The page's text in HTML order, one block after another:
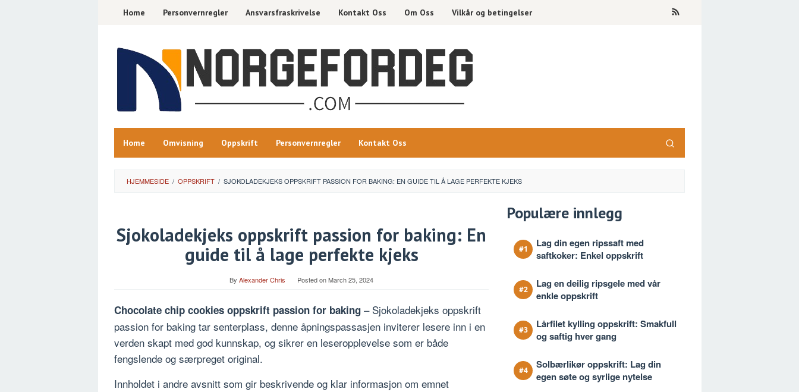
Home Personvernregler Ansvarsfraskrivelse Kontakt Oss Om Oss Vilkår og betingelser
Home Omvisning Oppskrift Personvernregler Kontakt Oss
HJEMMESIDE / OPPSKRIFT / SJOKOLADEKJEKS OPPSKRIFT PASSION FOR BAKING: EN GUIDE TIL Å LAGE PERFEKTE KJEKS
Sjokoladekjeks oppskrift passion for baking: En
guide til å lage perfekte kjeks
By Alexander Chris Posted onMarch 25, 2024
Chocolate chip cookies oppskrift passion for baking – Sjokoladekjeks oppskrift
passion for baking tar senterplass, denne åpningspassasjen inviterer lesere inn i en
verden skapt med god kunnskap, og sikrer en leseropplevelse som er både
fengslende og særpreget original.
Innholdet i andre avsnitt som gir beskrivende og klar informasjon om emnet
Populære innlegg
Lag din egen ripssaft med
saftkoker: Enkel oppskrift
Lag en deilig ripsgele med vår
enkle oppskrift
Lårfilet kylling oppskrift: Smakfull
og saftig hver gang
Solbærlikør oppskrift: Lag din
egen søte og syrlige nytelse